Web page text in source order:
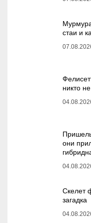
стаи и
никто
они
Скелет
загадка